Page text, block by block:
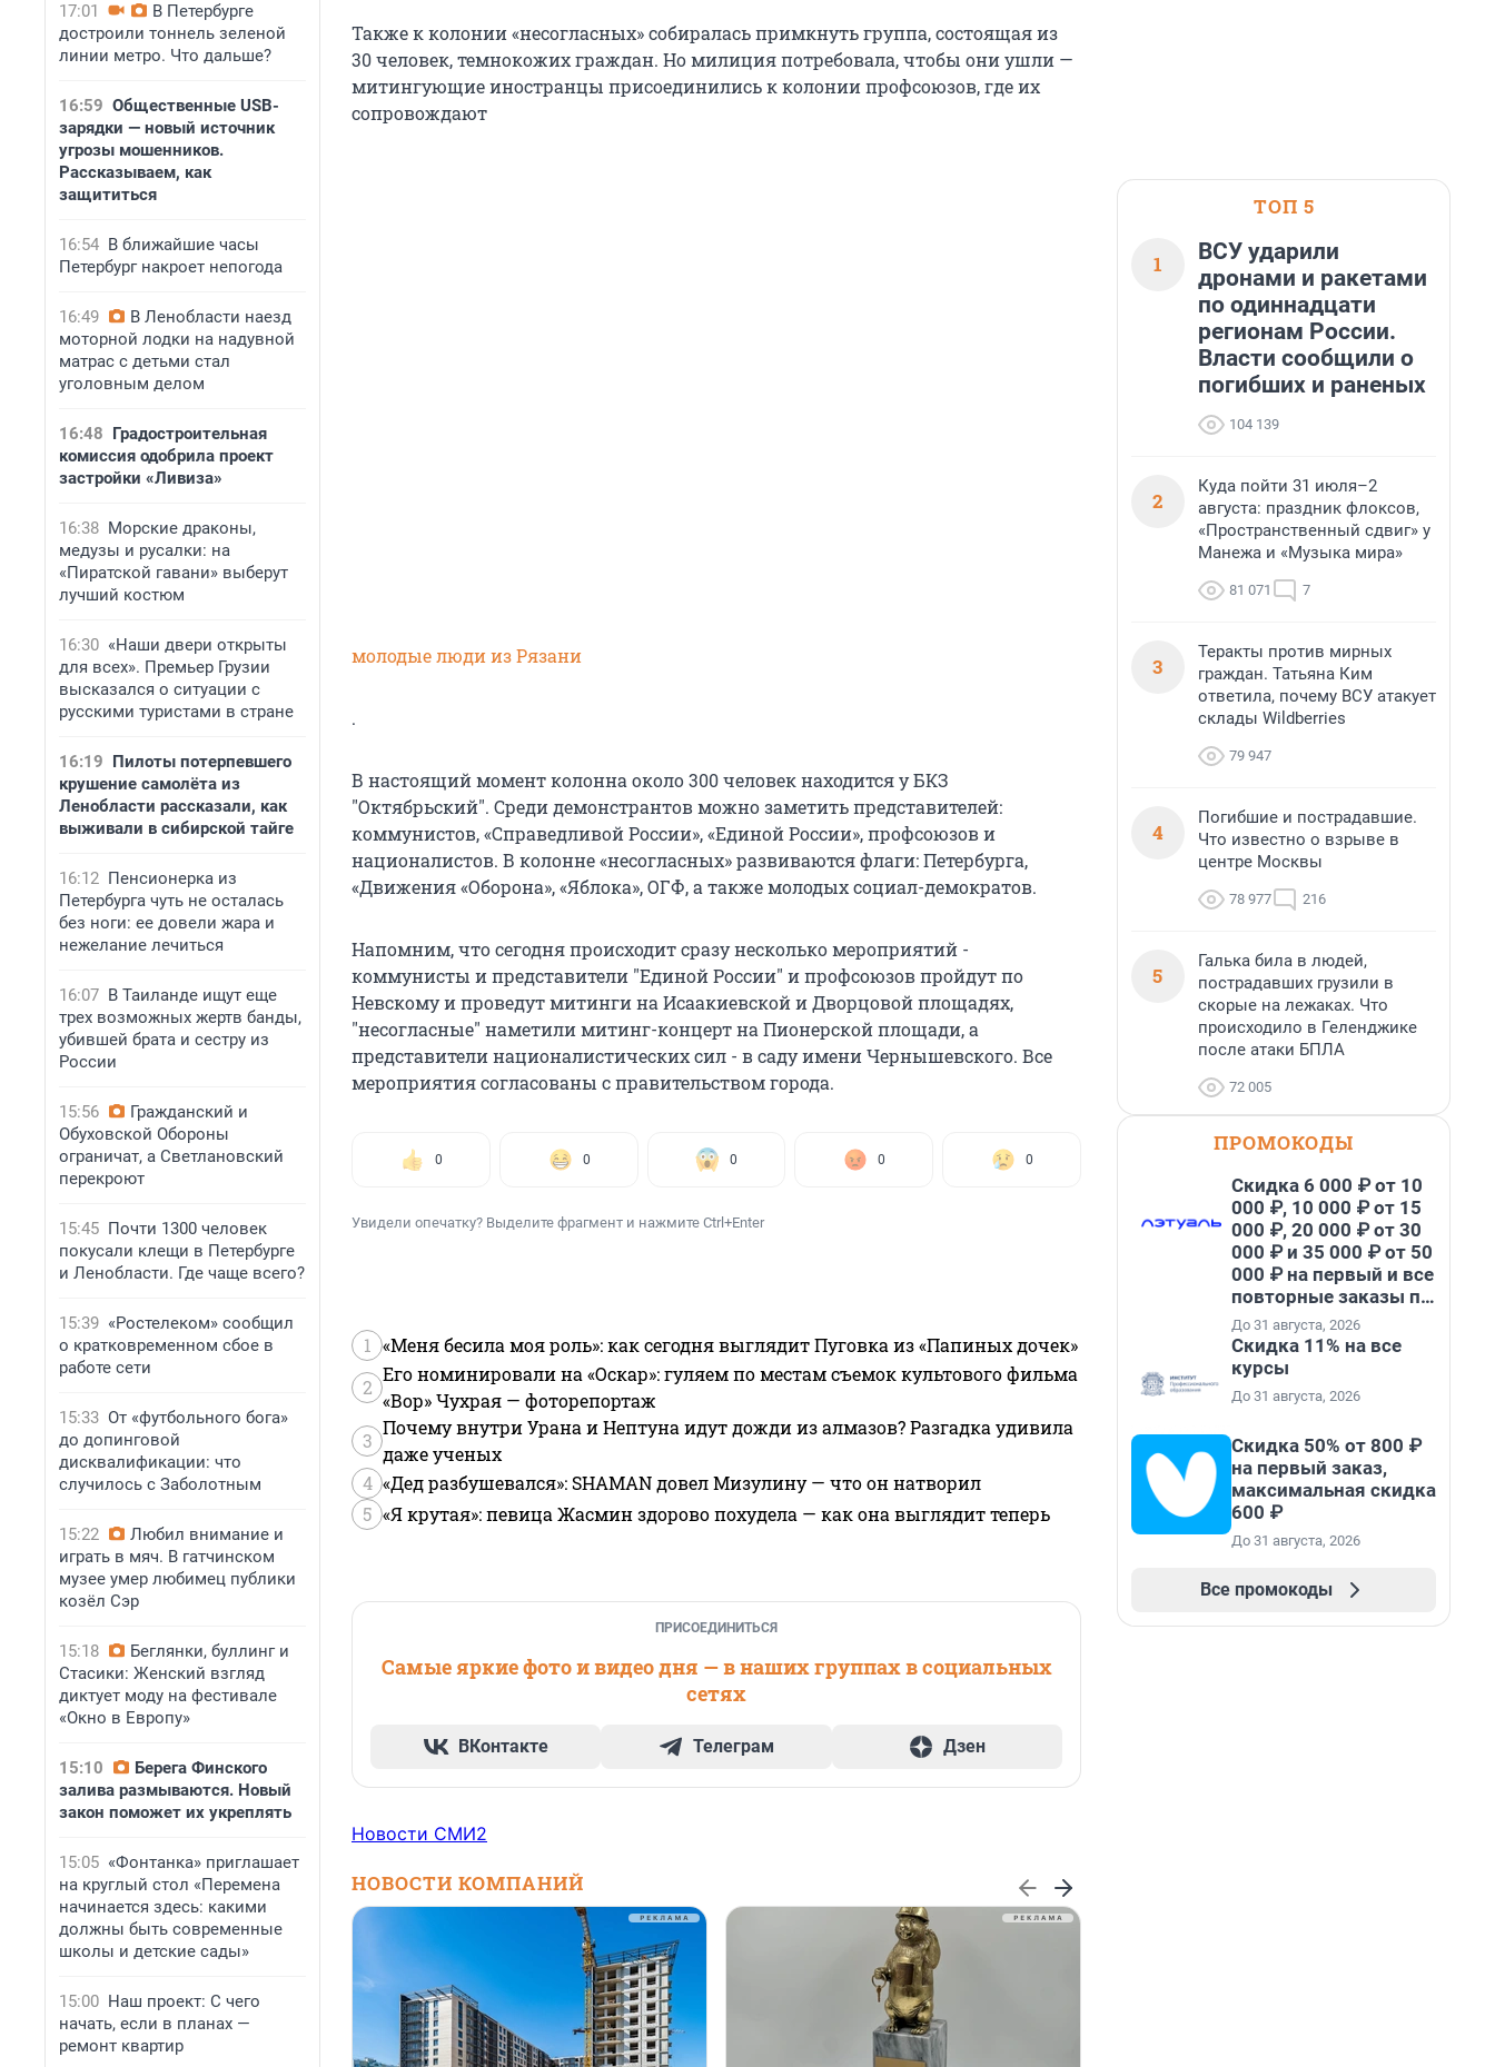
17:01
В Петербурге
достроили тоннель зеленой
линии метро. Что дальше?
16:59 Общественные USB-
зарядки — новый источник
угрозы мошенников.
Рассказываем, как
защититься
16:54 В ближайшие часы
Петербург накроет непогода
16:49
В Ленобласти наезд
моторной лодки на надувной
матрас с детьми стал
уголовным делом
16:48 Градостроительная
комиссия одобрила проект
застройки «Ливиза»
16:38 Морские драконы,
медузы и русалки: на
«Пиратской гавани» выберут
лучший костюм
16:30 «Наши двери открыты
для всех». Премьер Грузии
высказался о ситуации с
русскими туристами в стране
16:19 Пилоты потерпевшего
крушение самолёта из
Ленобласти рассказали, как
выживали в сибирской тайге
16:12 Пенсионерка из
Петербурга чуть не осталась
без ноги: ее довели жара и
нежелание лечиться
16:07 В Таиланде ищут еще
трех возможных жертв банды,
убившей брата и сестру из
России
15:56
Гражданский и
Обуховской Обороны
ограничат, а Светлановский
перекроют
15:45 Почти 1300 человек
покусали клещи в Петербурге
и Ленобласти. Где чаще всего?
15:39 «Ростелеком» сообщил
о кратковременном сбое в
работе сети
15:33 От «футбольного бога»
до допинговой
дисквалификации: что
случилось с Заболотным
15:22
Любил внимание и
играть в мяч. В гатчинском
музее умер любимец публики
козёл Сэр
15:18
Беглянки, буллинг и
Стасики: Женский взгляд
диктует моду на фестивале
«Окно в Европу»
15:10
Берега Финского
залива размываются. Новый
закон поможет их укреплять
15:05 «Фонтанка» приглашает
на круглый стол «Перемена
начинается здесь: какими
должны быть современные
школы и детские сады»
15:00 Наш проект: С чего
начать, если в планах —
ремонт квартир
Также к колонии «несогласных» собиралась примкнуть группа, состоящая из
30 человек, темнокожих граждан. Но милиция потребовала, чтобы они ушли —
митингующие иностранцы присоединились к колонии профсоюзов, где их
сопровождают
молодые люди из Рязани
.
В настоящий момент колонна около 300 человек находится у БКЗ
"Октябрьский". Среди демонстрантов можно заметить представителей:
коммунистов, «Справедливой России», «Единой России», профсоюзов и
националистов. В колонне «несогласных» развиваются флаги: Петербурга,
«Движения «Оборона», «Яблока», ОГФ, а также молодых социал-демократов.
Напомним, что сегодня происходит сразу несколько мероприятий -
коммунисты и представители "Единой России" и профсоюзов пройдут по
Невскому и проведут митинги на Исаакиевской и Дворцовой площадях,
"несогласные" наметили митинг-концерт на Пионерской площади, а
представители националистических сил - в саду имени Чернышевского. Все
мероприятия согласованы с правительством города.
0 0 0 0 0
Увидели опечатку? Выделите фрагмент и нажмите Ctrl+Enter
1 «Меня бесила моя роль»: как сегодня выглядит Пуговка из «Папиных дочек»
2
Его номинировали на «Оскар»: гуляем по местам съемок культового фильма
«Вор» Чухрая — фоторепортаж
3
Почему внутри Урана и Нептуна идут дожди из алмазов? Разгадка удивила
даже ученых
4 «Дед разбушевался»: SHAMAN довел Мизулину — что он натворил
5 «Я крутая»: певица Жасмин здорово похудела — как она выглядит теперь
ПРИСОЕДИНИТЬСЯ
Самые яркие фото и видео дня — в наших группах в социальных
сетях
ВКонтакте Телеграм Дзен
Новости СМИ2
НОВОСТИ КОМПАНИЙ
ТОП 5
1
ВСУ ударили
дронами и ракетами
по одиннадцати
регионам России.
Власти сообщили о
погибших и раненых
104 139
2
Куда пойти 31 июля–2
августа: праздник флоксов,
«Пространственный сдвиг» у
Манежа и «Музыка мира»
81 071 7
3
Теракты против мирных
граждан. Татьяна Ким
ответила, почему ВСУ атакует
склады Wildberries
79 947
4
Погибшие и пострадавшие.
Что известно о взрыве в
центре Москвы
78 977 216
5
Галька била в людей,
пострадавших грузили в
скорые на лежаках. Что
происходило в Геленджике
после атаки БПЛА
72 005
ПРОМОКОДЫ
Скидка 6 000 ₽ от 10
000 ₽, 10 000 ₽ от 15
000 ₽, 20 000 ₽ от 30
000 ₽ и 35 000 ₽ от 50
000 ₽ на первый и все
повторные заказы по
промокоду НАБЕРИ
До 31 августа, 2026
Скидка 11% на все
курсы
До 31 августа, 2026
Скидка 50% от 800 ₽
на первый заказ,
максимальная скидка
600 ₽
До 31 августа, 2026
Все промокоды